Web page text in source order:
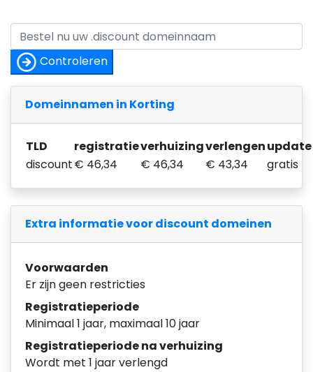
Controleren
Domeinnamen in Korting
TLD registratieverhuizingverlengenupdate
discount€ 46,34 € 46,34 € 43,34 gratis
Extra informatie voor discount domeinen
Voorwaarden
Er zijn geen restricties
Registratieperiode
Minimaal 1 jaar, maximaal 10 jaar
Registratieperiode na verhuizing
Wordt met 1 jaar verlengd